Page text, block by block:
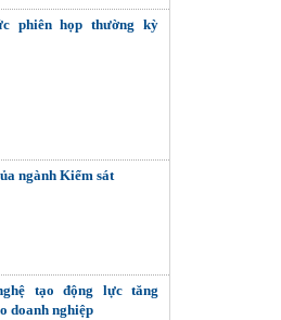
phiên họp thường kỳ
ngành Kiểm sát
tạo động lực tăng
doanh nghiệp